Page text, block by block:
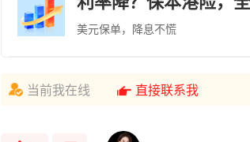
美元保单，降息不慌
当前我在线 直接联系我